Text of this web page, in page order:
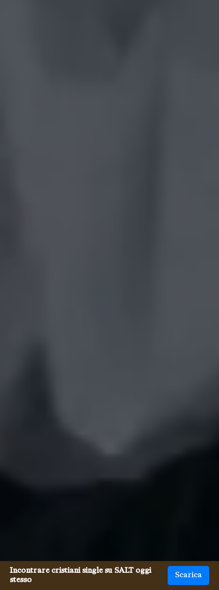
Incontrare cristiani single su SALT oggi
stesso
Scarica